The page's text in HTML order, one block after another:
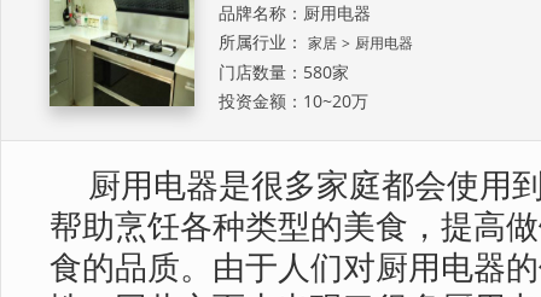
品牌名称：厨用电器
所属行业： 家居 > 厨用电器
门店数量：580家
投资金额：10~20万
厨用电器是很多家庭都会使用
帮助烹饪各种类型的美食，提高
食的品质。由于人们对厨用电器